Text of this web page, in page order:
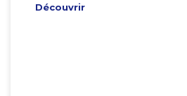
Découvrir